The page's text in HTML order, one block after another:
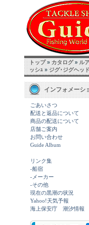
トップ»カタログ»ル
ッシｭ»ジグ･ジグヘッ
インフォメーシ
ごあいさつ
配送と返品について
商品の配送について
店舗ご案内
お問い合わせ
Guide Album
リンク集
-船宿
-メーカー
-その他
現在の黒潮の状況
Yahoo!天気予報
海上保安庁 潮汐情報